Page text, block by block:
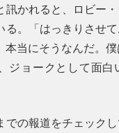
訊かれると、ロビー
る。「はっきりさせ
本当にそうなんだ。
ジョークとして面白
での報道をチェック